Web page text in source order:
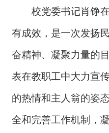
校党委书记肖铮
有成效，是一次发扬
奋精神、凝聚力量的
表在教职工中大力宣
的热情和主人翁的姿
全和完善工作机制，